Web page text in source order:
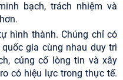
bạch, trách nhiệm và
hình thành. Chúng chỉ có
gia cùng nhau duy trì
củng cố lòng tin và xây
có hiệu lực trong thực tế.